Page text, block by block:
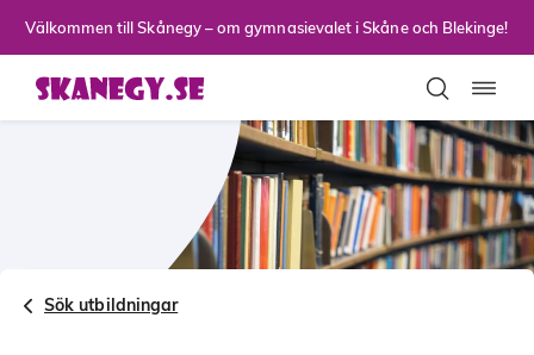
Välkommen till Skånegy – om gymnasievalet i Skåne och Blekinge!
Sök utbildningar